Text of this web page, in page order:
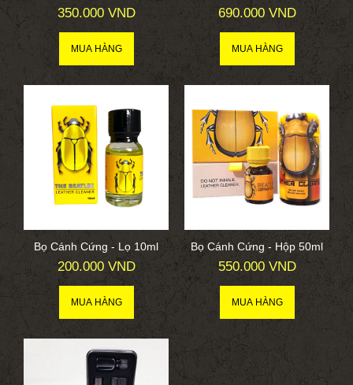
350.000 VND 690.000 VND
Bọ Cánh Cứng - Lọ 10ml
200.000 VND
Bọ Cánh Cứng - Hộp 50ml
550.000 VND